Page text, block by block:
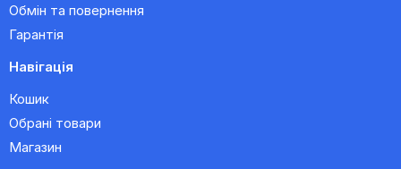
Обмін та повернення
Гарантія
Навігація
Кошик
Обрані товари
Магазин